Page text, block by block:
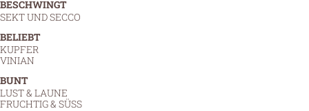
BESCHWINGT
SEKT UND SECCO
BELIEBT
KUPFER
VINIAN
BUNT
LUST & LAUNE
FRUCHTIG & SÜSS